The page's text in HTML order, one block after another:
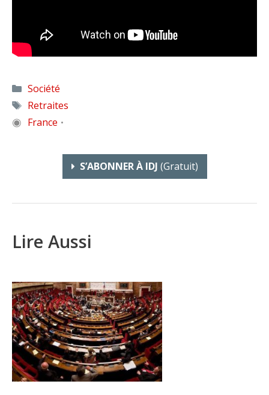
Catégories
Société
Étiquettes
Retraites
◉ France •
S’ABONNER À IDJ (gratuit)
Lire Aussi